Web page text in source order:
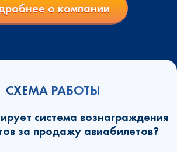
о компании
СХЕМА РАБОТЫ
система вознаграждения
за продажу авиабилетов?